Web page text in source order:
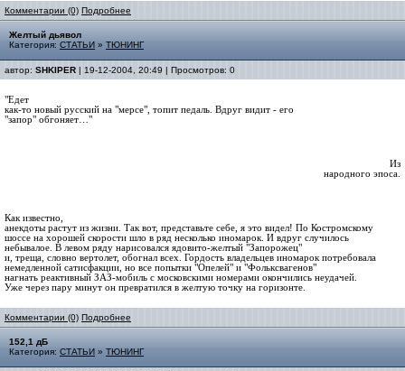
Комментарии (0) Подробнее
Желтый дьявол
Категория: СТАТЬИ » ТЮНИНГ
автор: SHKIPER | 19-12-2004, 20:49 | Просмотров: 0
"Едет
как-то новый русский на "мерсе", топит педаль. Вдруг видит - его
"запор" обгоняет…"
Из
народного эпоса.
Как известно,
анекдоты растут из жизни. Так вот, представьте себе, я это видел! По Костромскому
шоссе на хорошей скорости шло в ряд несколько иномарок. И вдруг случилось
небывалое. В левом ряду нарисовался ядовито-желтый "Запорожец"
и, треща, словно вертолет, обогнал всех. Гордость владельцев иномарок потребовала
немедленной сатисфакции, но все попытки "Опелей" и "Фольксвагенов"
нагнать реактивный ЗАЗ-мобиль с московскими номерами окончились неудачей.
Уже через пару минут он превратился в желтую точку на горизонте.
Комментарии (0) Подробнее
152,1 дБ
Категория: СТАТЬИ » ТЮНИНГ